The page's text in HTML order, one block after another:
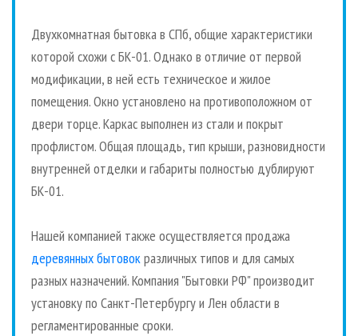
Двухкомнатная бытовка в СПб, общие характеристики
которой схожи с БК-01. Однако в отличие от первой
модификации, в ней есть техническое и жилое
помещения. Окно установлено на противоположном от
двери торце. Каркас выполнен из стали и покрыт
профлистом. Общая площадь, тип крыши, разновидности
внутренней отделки и габариты полностью дублируют
БК-01.
Нашей компанией также осуществляется продажа
деревянных бытовокразличных типов и для самых
разных назначений. Компания "Бытовки РФ" производит
установку по Санкт-Петербургу и Лен области в
регламентированные сроки.